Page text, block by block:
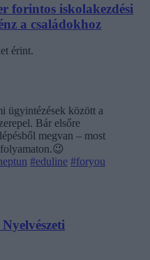
forintos iskolakezdési
a családokhoz
érint.
ügyintézések között a
Bár elsőre
megvan – most
#eduline #foryou